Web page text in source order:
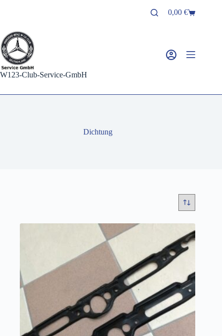
Warenkorb
0,00€
W123-Club-Service-GmbH
Dichtung